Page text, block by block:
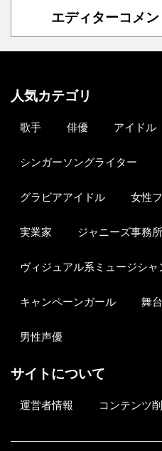
エディターコメ
人気カテゴリ
歌手 俳優 アイドル
シンガーソングライター
グラビアアイドル 女性
実業家 ジャニーズ事務所
ヴィジュアル系ミュージシャ
キャンペーンガール 舞
男性声優
サイトについて
運営者情報 コンテンツ